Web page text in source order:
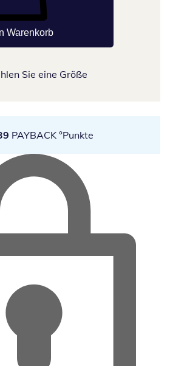
Warenkorb
Sie eine Größe
PAYBACK °Punkte